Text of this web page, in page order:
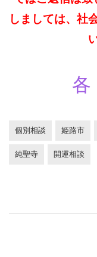
しましては、社
各
個別相談 姫路市
純聖寺 開運相談